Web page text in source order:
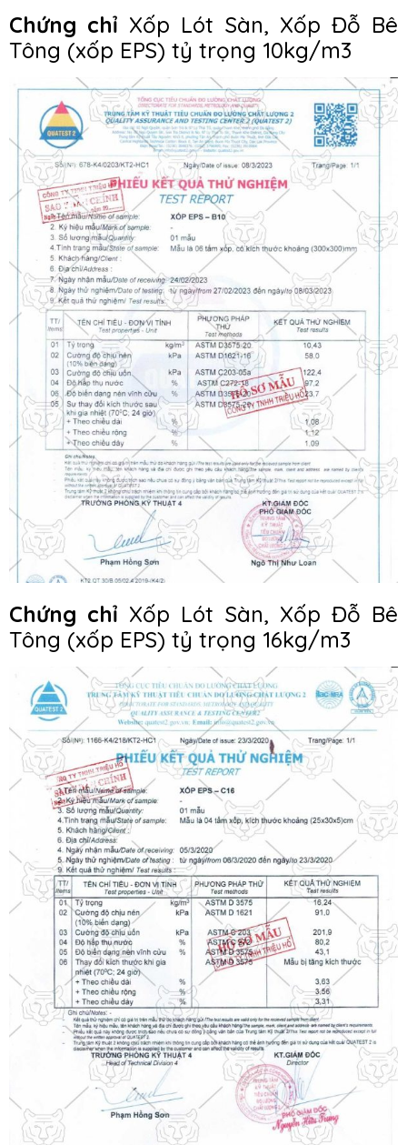
Chứng chỉ Xốp Lót Sàn, Xốp Đỗ Bê
Tông (xốp EPS) tỷ trọng 10kg/m3
Chứng chỉ Xốp Lót Sàn, Xốp Đỗ Bê
Tông (xốp EPS) tỷ trọng 16kg/m3